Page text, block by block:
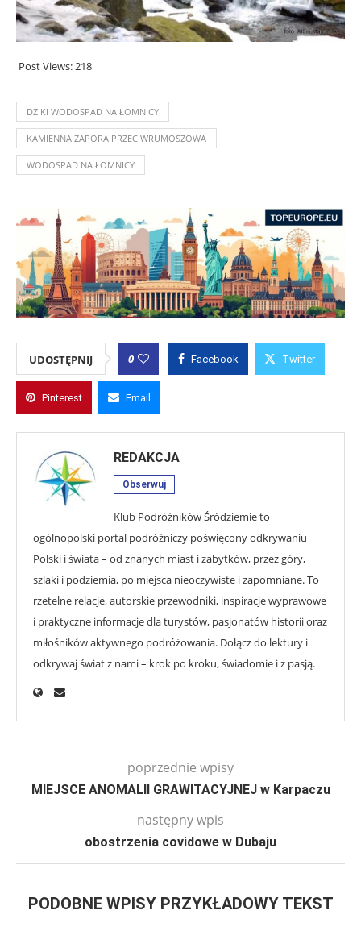
Post Views: 218
DZIKI WODOSPAD NA ŁOMNICY
KAMIENNA ZAPORA PRZECIWRUMOSZOWA
WODOSPAD NA ŁOMNICY
UDOSTĘPNIJ 0 Facebook Twitter
Pinterest Email
REDAKCJA
Obserwuj
Klub Podróżników Śródziemie to
ogólnopolski portal podróżniczy poświęcony odkrywaniu
Polski i świata – od znanych miast i zabytków, przez góry,
szlaki i podziemia, po miejsca nieoczywiste i zapomniane. To
rzetelne relacje, autorskie przewodniki, inspiracje wyprawowe
i praktyczne informacje dla turystów, pasjonatów historii oraz
miłośników aktywnego podróżowania. Dołącz do lektury i
odkrywaj świat z nami – krok po kroku, świadomie i z pasją.
poprzednie wpisy
MIEJSCE ANOMALII GRAWITACYJNEJ w Karpaczu
następny wpis
obostrzenia covidowe w Dubaju
PODOBNE WPISY PRZYKŁADOWY TEKST